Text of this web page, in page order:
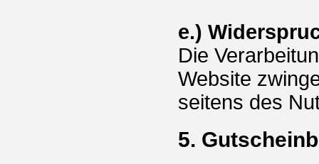
e.)
Die
Website
seitens des
5.